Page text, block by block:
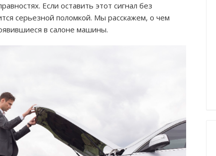
Если оставить этот сигнал без
серьезной поломкой. Мы расскажем, о чем
в салоне машины.